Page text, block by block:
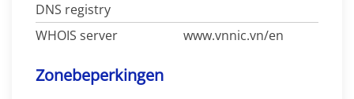
DNS registry
WHOIS server
www.vnnic.vn/en
Zonebeperkingen